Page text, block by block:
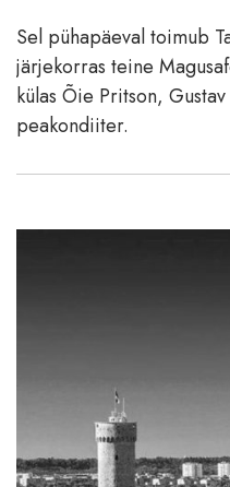
Sel pühapäeval toimub
järjekorras teine
külas Õie Pritson,
peakondiiter.